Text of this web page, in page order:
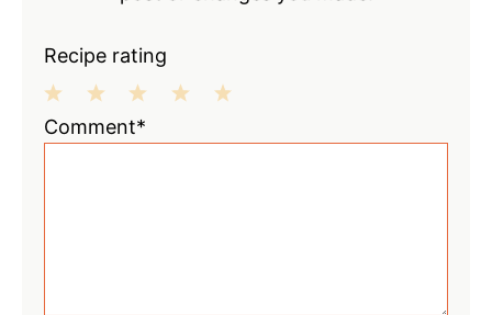
Recipe rating
3
2
1
Comment*